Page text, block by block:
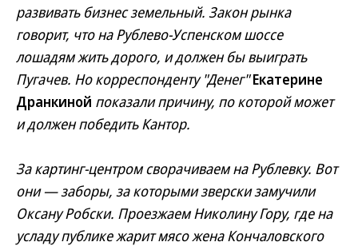
развивать бизнес земельный. Закон рынка
говорит, что на Рублево-Успенском шоссе
лошадям жить дорого, и должен бы выиграть
Пугачев. Но корреспонденту "Денег"Екатерине
Дранкиной показали причину, по которой может
и должен победить Кантор.
За картинг-центром сворачиваем на Рублевку. Вот
они — заборы, за которыми зверски замучили
Оксану Робски. Проезжаем Николину Гору, где на
усладу публике жарит мясо жена Кончаловского